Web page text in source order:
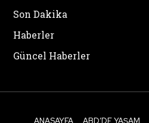
Son Dakika
Haberler
Güncel Haberler
ANASAYFA ABD’DE YAŞAM